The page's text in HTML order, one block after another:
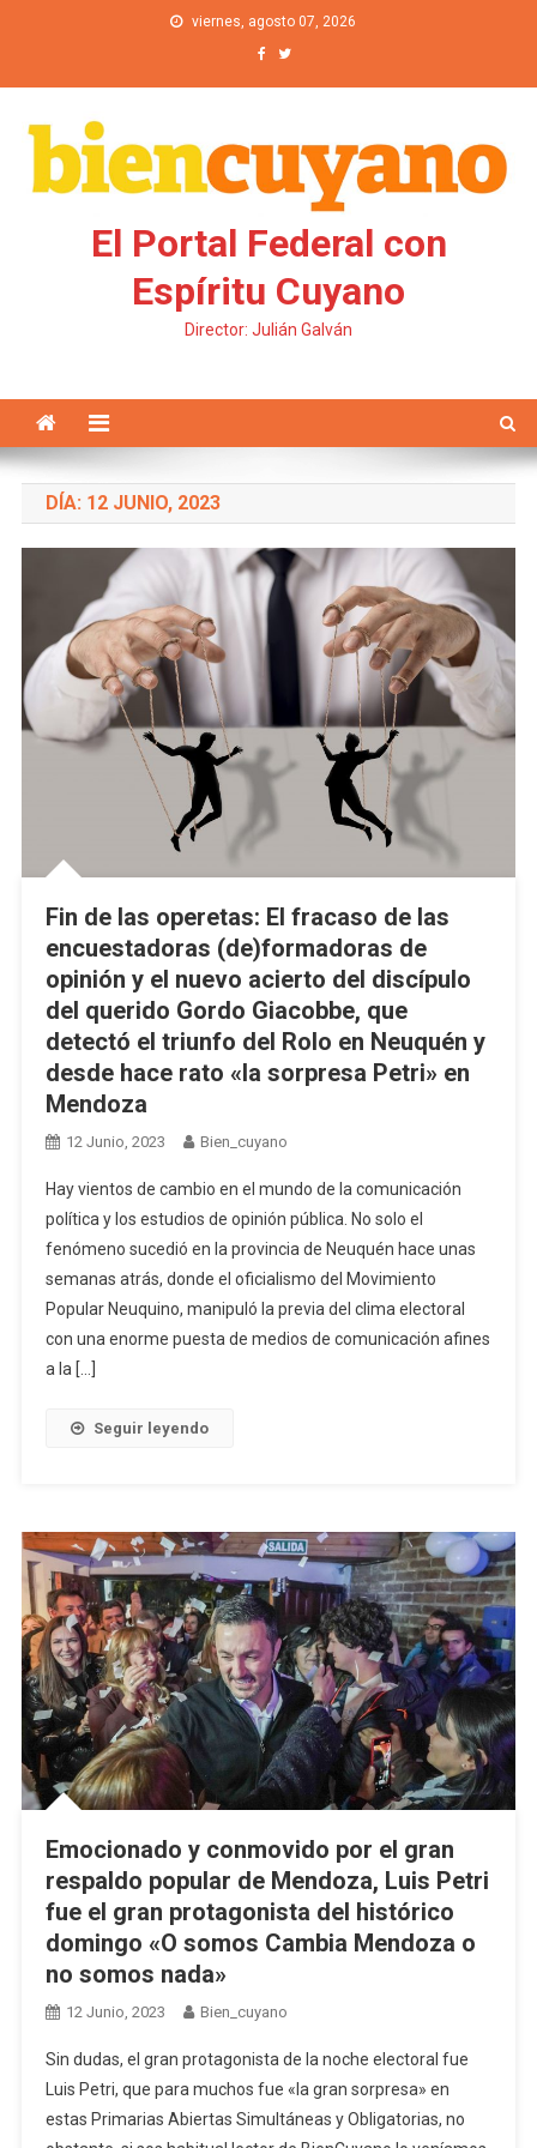
viernes, agosto 07, 2026
El Portal Federal con
Espíritu Cuyano
Director: Julián Galván
DÍA: 12 JUNIO, 2023
Fin de las operetas: El fracaso de las
encuestadoras (de)formadoras de
opinión y el nuevo acierto del discípulo
del querido Gordo Giacobbe, que
detectó el triunfo del Rolo en Neuquén y
desde hace rato «la sorpresa Petri» en
Mendoza
12 Junio, 2023 Bien_cuyano
Hay vientos de cambio en el mundo de la comunicación
política y los estudios de opinión pública. No solo el
fenómeno sucedió en la provincia de Neuquén hace unas
semanas atrás, donde el oficialismo del Movimiento
Popular Neuquino, manipuló la previa del clima electoral
con una enorme puesta de medios de comunicación afines
a la […]
Seguir leyendo
Emocionado y conmovido por el gran
respaldo popular de Mendoza, Luis Petri
fue el gran protagonista del histórico
domingo «O somos Cambia Mendoza o
no somos nada»
12 Junio, 2023 Bien_cuyano
Sin dudas, el gran protagonista de la noche electoral fue
Luis Petri, que para muchos fue «la gran sorpresa» en
estas Primarias Abiertas Simultáneas y Obligatorias, no